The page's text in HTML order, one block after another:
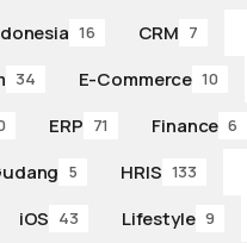
16 CRM 7
34 E-Commerce 10
ERP 71 Finance 6
5 HRIS 133
iOS 43 Lifestyle 9